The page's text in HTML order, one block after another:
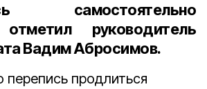
самостоятельно
руководитель
Вадим Абросимов.
продлиться